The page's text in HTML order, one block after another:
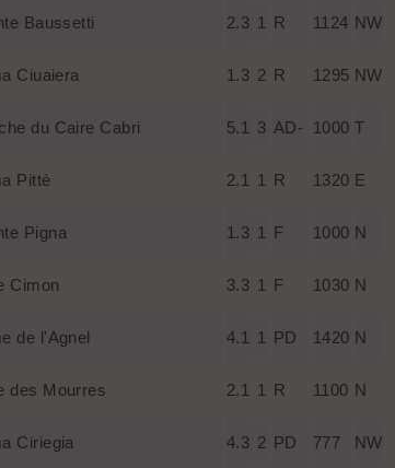
Baussetti 2.3 1 R 1124 NW
Ciuaiera 1.3 2 R 1295 NW
du Caire Cabri 5.1 3 AD- 1000 T
Pittè 2.1 1 R 1320 E
Pigna 1.3 1 F 1000 N
Cimon 3.3 1 F 1030 N
de l'Agnel 4.1 1 PD 1420 N
des Mourres 2.1 1 R 1100 N
Ciriegia 4.3 2 PD 777 NW